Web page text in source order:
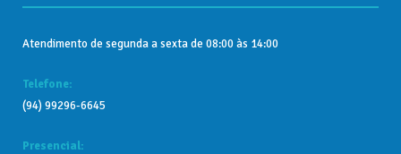
Atendimento de segunda a sexta de 08:00 às 14:00
Telefone:
(94) 99296-6645
Presencial: